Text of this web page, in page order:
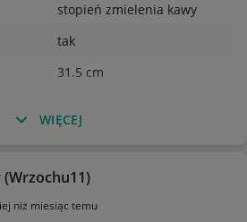
stopień zmielenia kawy
tak
31.5 cm
WIĘCEJ
(Wrzochu11)
niż miesiąc temu